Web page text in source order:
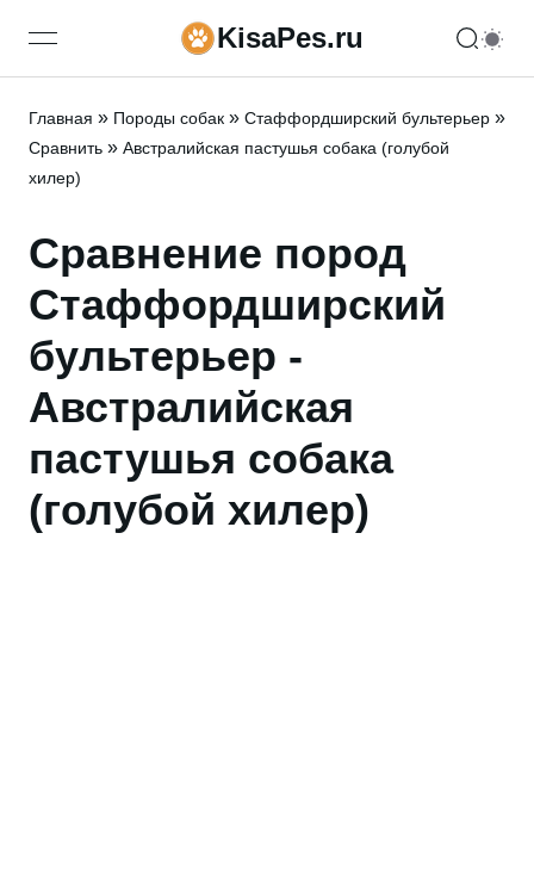
open navigation menuKisaPes.ru
Главная » Породы собак » Стаффордширский бультерьер »
Сравнить » Австралийская пастушья собака (голубой
хилер)
Сравнение пород
Стаффордширский
бультерьер -
Австралийская
пастушья собака
(голубой хилер)